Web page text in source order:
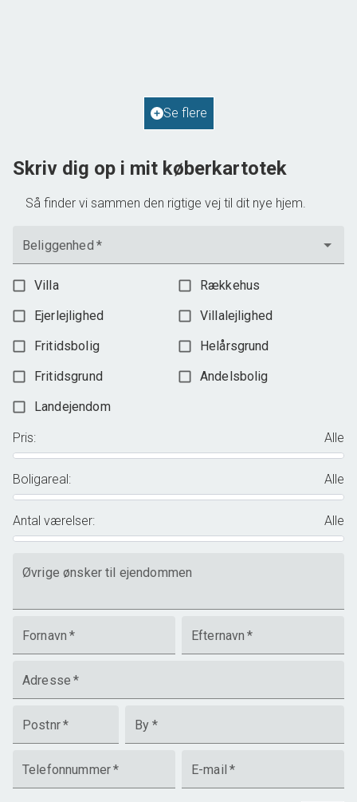
Se flere
Skriv dig op i mit køberkartotek
Så finder vi sammen den rigtige vej til dit nye hjem.
Beliggenhed *
Villa
Rækkehus
Ejerlejlighed
Villalejlighed
Fritidsbolig
Helårsgrund
Fritidsgrund
Andelsbolig
Landejendom
Pris: Alle
Boligareal: Alle
Antal værelser: Alle
Øvrige ønsker til ejendommen
Fornavn * Efternavn *
Adresse *
Postnr* By *
Telefonnummer* E-mail *